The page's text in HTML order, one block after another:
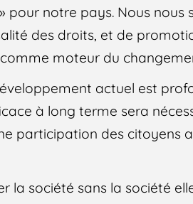
pour notre pays. Nous nous
des droits, et de
moteur du
actuel est
à long terme sera
participation des citoyens
la société sans la société